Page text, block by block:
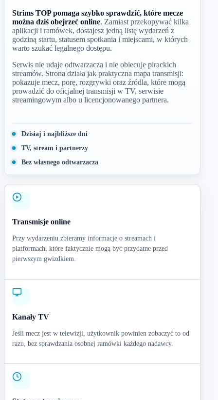
Strims TOP pomaga szybko sprawdzić, które mecze
można dziś obejrzeć online. Zamiast przekopywać kilka
aplikacji i ramówek, dostajesz jedną listę wydarzeń z
godziną startu, statusem spotkania i miejscami, w których
warto szukać legalnego dostępu.
Serwis nie udaje odtwarzacza i nie obiecuje pirackich
streamów. Strona działa jak praktyczna mapa transmisji:
pokazuje mecz, porę, rozgrywki oraz źródła, które mogą
prowadzić do oficjalnej transmisji w TV, serwisie
streamingowym albo u licencjonowanego partnera.
Dzisiaj i najbliższe dni
TV, stream i partnerzy
Bez własnego odtwarzacza
Transmisje online
Przy wydarzeniu zbieramy informacje o streamach i
platformach, które faktycznie mogą być przydatne przed
pierwszym gwizdkiem.
Kanały TV
Jeśli mecz jest w telewizji, użytkownik powinien zobaczyć to od
razu, bez sprawdzania osobnej ramówki każdego nadawcy.